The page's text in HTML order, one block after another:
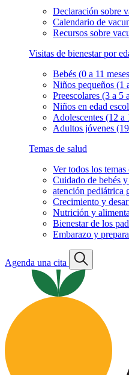
Declaración sobre
Calendario de
Recursos sobre
Visitas de bienestar por
Bebés (0 a 11
Niños pequeños (1
Preescolares (3 a 5
Niños en edad
Adolescentes (12 a
Adultos jóvenes
Temas de salud
Ver todos los temas
Cuidado de bebés
atención pediátrica
Crecimiento y
Nutrición y
Bienestar de los
Embarazo y
Agenda una cita